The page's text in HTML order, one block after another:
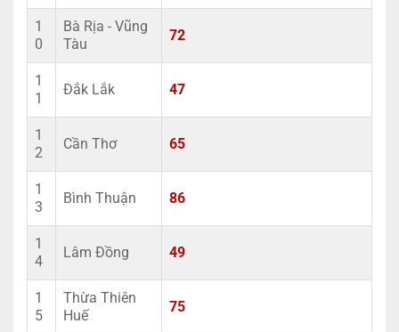
1
0
Bà Rịa - Vũng
Tàu
72
1
1
Đắk Lắk 47
1
2
Cần Thơ 65
1
3
Bình Thuận 86
1
4
Lâm Đồng 49
1
5
Thừa Thiên
Huế
75